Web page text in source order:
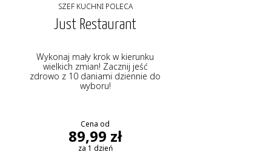
SZEF KUCHNI POLECA
Just Restaurant
Wykonaj mały krok w kierunku
wielkich zmian! Zacznij jeść
zdrowo z 10 daniami dziennie do
wyboru!
Cena od
89,99 zł
za 1 dzień